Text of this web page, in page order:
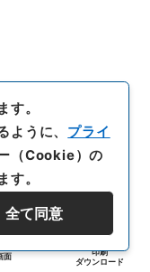
面
印刷
ダウンロード
す。
ように、 プライ
（Cookie）の
す。
全て同意